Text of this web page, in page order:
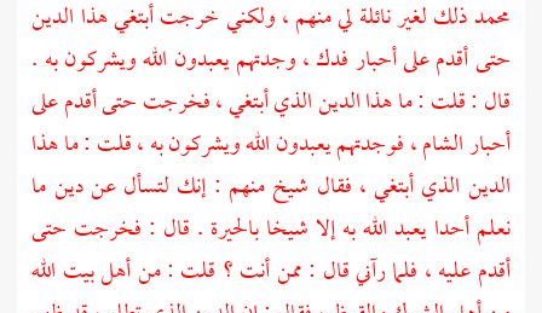
محمدذلك لغير نائلة لي منهم ، ولكني خرجت أبتغي هذا الدين
حتى أقدم علىأحبار فدك، وجدتهم يعبدون الله ويشركون به .
قال : قلت : ما هذا الدين الذي أبتغي ، فخرجت حتى أقدم على
أحبار الشام، فوجدتهم يعبدون الله ويشركون به ، قلت : ما هذا
الدين الذي أبتغي ، فقال شيخ منهم : إنك لتسأل عن دين ما
نعلم أحدا يعبد الله به إلا شيخا بالحيرة . قال : فخرجت حتى
أقدم عليه ، فلما رآني قال : ممن أنت ؟ قلت : من أهل بيت الله